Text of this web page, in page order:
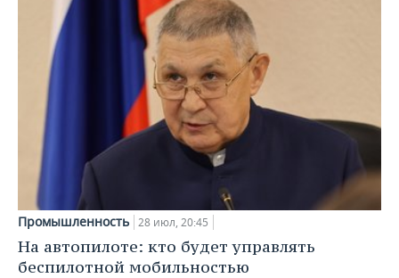
Промышленность 28 июл, 20:45
На автопилоте: кто будет управлять
беспилотной мобильностью